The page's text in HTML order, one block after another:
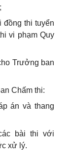
đồng thi tuyển
vi phạm Quy
Trưởng ban
Chấm thi:
án và thang
bài thi với
xử lý.